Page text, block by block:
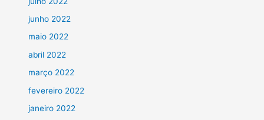
junho 2022
maio 2022
abril 2022
março 2022
fevereiro 2022
janeiro 2022